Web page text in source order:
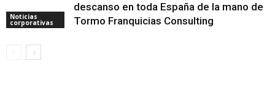
Noticias
corporativas
descanso en toda España de la mano de
Tormo Franquicias Consulting